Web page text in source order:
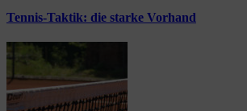
Tennis-Taktik: die starke Vorhand